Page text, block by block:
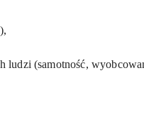
ludzi (samotność,